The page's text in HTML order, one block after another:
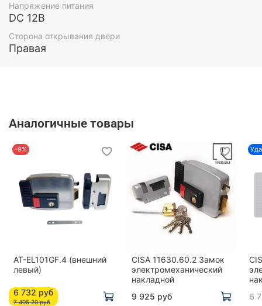
Напряжение питания
DC 12В
Сторона открывания двери
Правая
Аналогичные товары
-9%
AT-EL101GF.4 (внешний
левый)
6 732 руб
7 405.20 руб
CISA 11630.60.2 Замок
электромеханический
накладной
9 925 руб
6